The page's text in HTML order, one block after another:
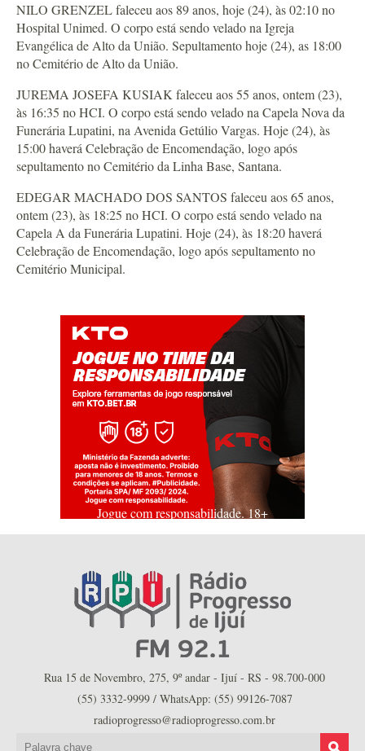
NILO GRENZEL faleceu aos 89 anos, hoje (24), às 02:10 no
Hospital Unimed. O corpo está sendo velado na Igreja
Evangélica de Alto da União. Sepultamento hoje (24), as 18:00
no Cemitério de Alto da União.
JUREMA JOSEFA KUSIAK faleceu aos 55 anos, ontem (23),
às 16:35 no HCI. O corpo está sendo velado na Capela Nova da
Funerária Lupatini, na Avenida Getúlio Vargas. Hoje (24), às
15:00 haverá Celebração de Encomendação, logo após
sepultamento no Cemitério da Linha Base, Santana.
EDEGAR MACHADO DOS SANTOS faleceu aos 65 anos,
ontem (23), às 18:25 no HCI. O corpo está sendo velado na
Capela A da Funerária Lupatini. Hoje (24), às 18:20 haverá
Celebração de Encomendação, logo após sepultamento no
Cemitério Municipal.
Jogue com responsabilidade. 18+
Rua 15 de Novembro, 275, 9º andar - Ijuí - RS - 98.700-000
(55) 3332-9999 / WhatsApp: (55) 99126-7087
radioprogresso@radioprogresso.com.br